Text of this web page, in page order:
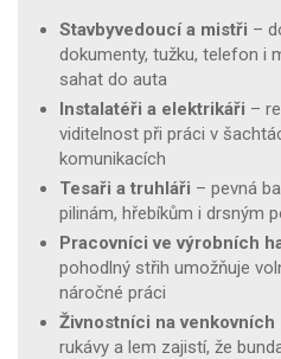
Stavbyvedoucí a mistři –
dokumenty, tužku, telefon i
sahat do auta
Instalatéři a elektrikáři –
viditelnost při práci v
komunikacích
Tesaři a truhláři – pevná
pilinám, hřebíkům i drsným
Pracovníci ve výrobních
pohodlný střih umožňuje
náročné práci
Živnostníci na venkovních
rukávy a lem zajistí, že